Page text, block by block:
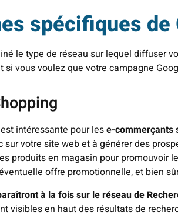
spécifiques de
le type de réseau sur lequel diffuser
si vous voulez que votre campagne
intéressante pour lese-commerçants
votre site web et à générer des
produits en magasin pour promouvoir
offre promotionnelle, et bien
à la fois sur le réseau de
visibles en haut des résultats de